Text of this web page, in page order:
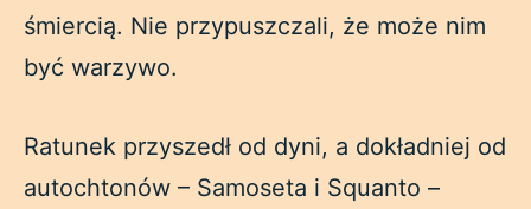
śmiercią. Nie przypuszczali, że może nim
być warzywo.
Ratunek przyszedł od dyni, a dokładniej od
autochtonów – Samoseta i Squanto –